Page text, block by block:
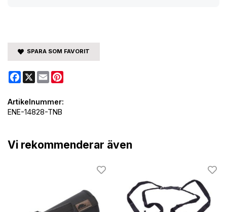
SPARA SOM FAVORIT
Facebook
X Email
Artikelnummer:
ENE-14828-TNB
Vi rekommenderar även